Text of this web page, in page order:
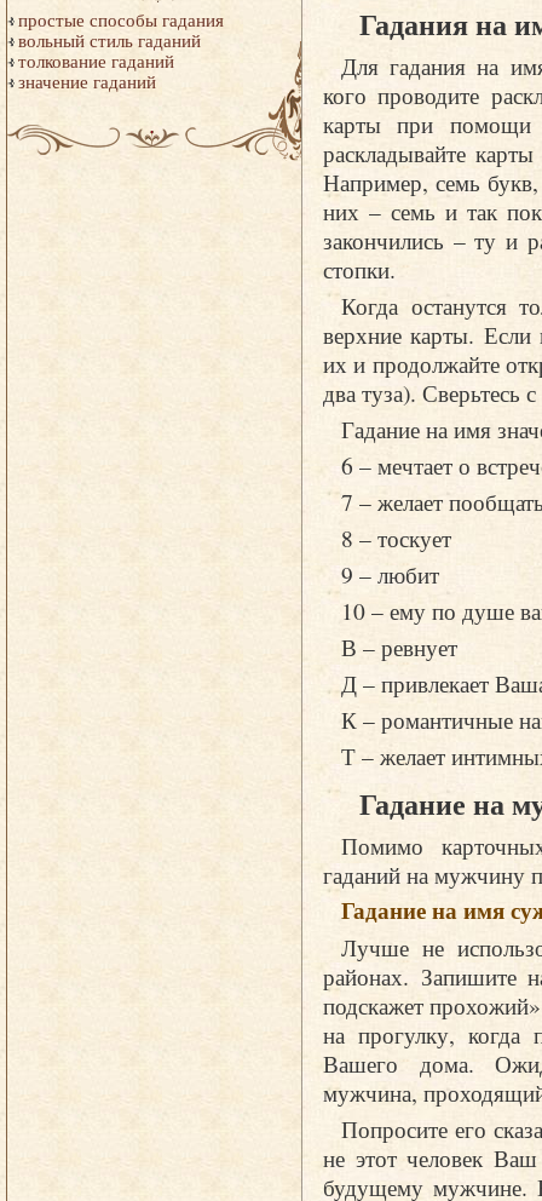
простые способы гадания
вольный стиль гаданий
толкование гаданий
значение гаданий
Гадания на
Для гадания на
кого проводите
карты при помощи
раскладывайте
Например, семь
них – семь и так
закончились – ту и
стопки.
Когда останутся
верхние карты. Если
их и продолжайте
два туза). Сверьтесь
Гадание на имя
6 – мечтает о
7 – желает
8 – тоскует
9 – любит
10 – ему по душе
В – ревнует
Д – привлекает
К – романтичные
Т – желает
Гадание на
Помимо
гаданий на мужчину
Гадание на имя
Лучше не
районах. Запишите
подскажет
на прогулку, когда
Вашего дома.
мужчина,
Попросите его
не этот человек
будущему мужчине.